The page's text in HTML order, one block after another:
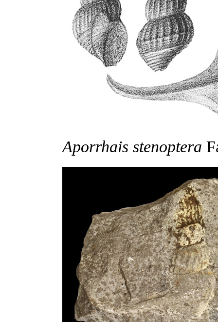
Aporrhais stenoptera